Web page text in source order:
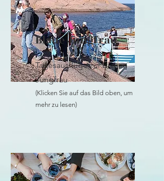
Blaue Jungfrau
Tagesausflüge zur Blauen
Jungfrau
(Klicken Sie auf das Bild oben, um
mehr zu lesen)